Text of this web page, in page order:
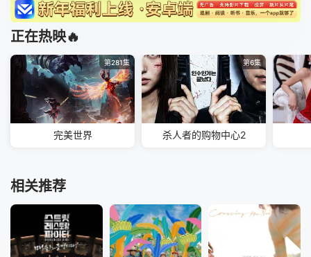
正在热映🔥
第281集
完美世界
第6集
杀人者的购物中心2
相关推荐